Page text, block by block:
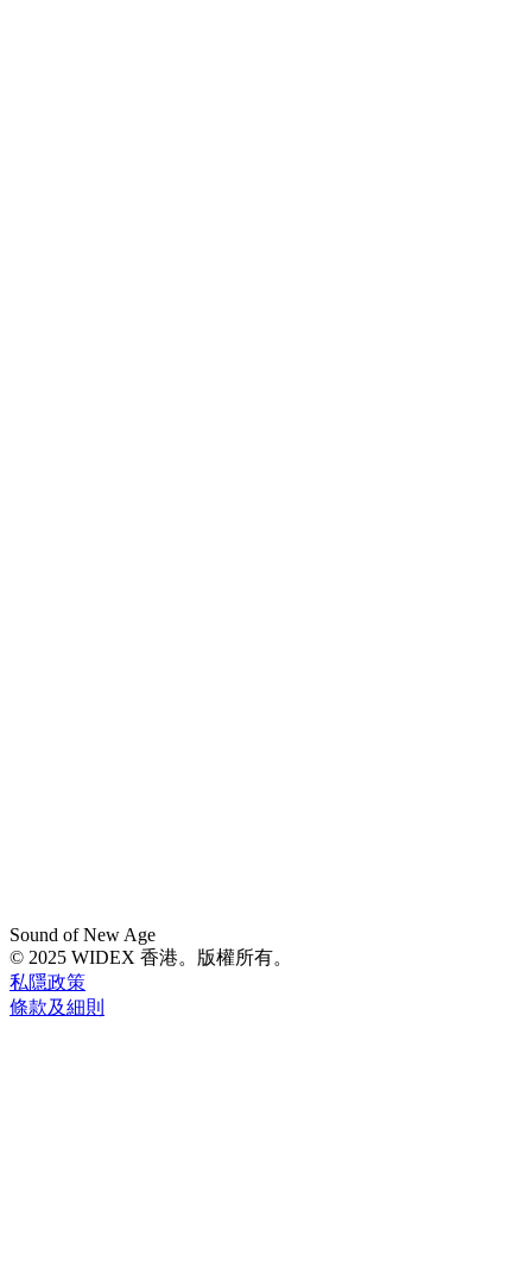
Sound of New Age
© 2025 WIDEX 香港。版權所有。
私隱政策
條款及細則